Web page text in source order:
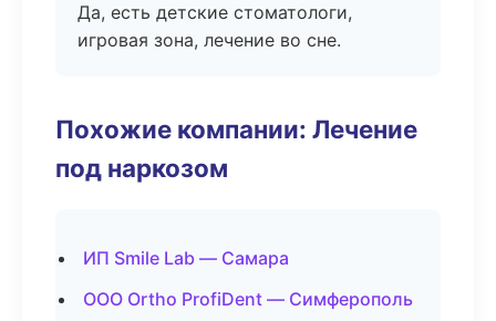
Да, есть детские стоматологи,
игровая зона, лечение во сне.
Похожие компании: Лечение
под наркозом
ИП Smile Lab — Самара
ООО Ortho ProfiDent — Симферополь